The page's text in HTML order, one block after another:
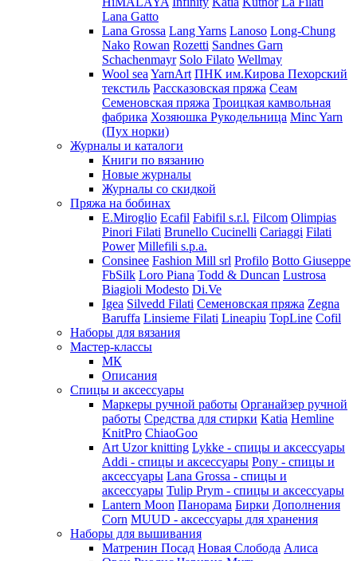
Lana Gatto
Lana Grossa Lang Yarns Lanoso Long-Chung
Nako Rowan Rozetti Sandnes Garn
Schachenmayr Solo Filato Wellmay
Wool sea YarnArt ПНК им.Кирова Пехорский
текстиль Рассказовская пряжа Сеам
Семеновская пряжа Троицкая камвольная
фабрика Хозяюшка Рукодельница Minc Yarn
(Пух норки)
Журналы и каталоги
Книги по вязанию
Новые журналы
Журналы со скидкой
Пряжа на бобинах
E.Miroglio Ecafil Fabifil s.r.l. Filcom Olimpias
Pinori Filati Brunello Cucinelli Cariaggi Filati
Power Millefili s.p.a.
Consinee Fashion Mill srl Profilo Botto Giuseppe
FbSilk Loro Piana Todd & Duncan Lustrosa
Biagioli Modesto Di.Ve
Igea Silvedd Filati Семеновская пряжа Zegna
Baruffa Linsieme Filati Lineapiu TopLine Cofil
Наборы для вязания
Мастер-классы
МК
Описания
Спицы и аксессуары
Маркеры ручной работы Органайзер ручной
работы Средства для стирки Katia Hemline
KnitPro ChiaoGoo
Art Uzor knitting Lykke - спицы и аксессуары
Addi - спицы и аксессуары Pony - спицы и
аксессуары Lana Grossa - спицы и
аксессуары Tulip Prym - спицы и аксессуары
Lantern Moon Панорама Бирки Дополнения
Corn MUUD - аксессуары для хранения
Наборы для вышивания
Матренин Посад Новая Слобода Алиса